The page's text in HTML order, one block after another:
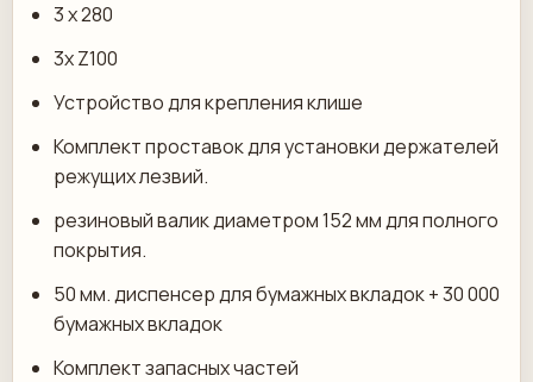
3 х 280
3x Z100
Устройство для крепления клише
Комплект проставок для установки держателей
режущих лезвий.
резиновый валик диаметром 152 мм для полного
покрытия.
50 мм. диспенсер для бумажных вкладок + 30 000
бумажных вкладок
Комплект запасных частей